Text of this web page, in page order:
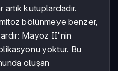
kutuplardadır.
bölünmeye benzer,
Mayoz II'nin
yoktur. Bu
oluşan